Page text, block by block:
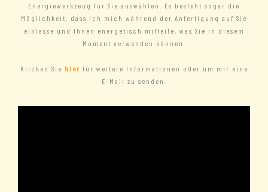
Energiewerkzeug für Sie auswählen. Es besteht sogar die
Möglichkeit, dass ich mich während der Anfertigung auf Sie
einlasse und Ihnen energetisch mitteile, was Sie in diesem
Moment verwenden können.
Klicken Sie hier für weitere Informationen oder um mir eine
E-Mail zu senden.